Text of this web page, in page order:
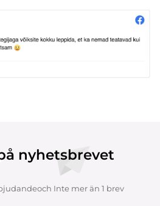
nyhetsbrevet
Inte mer än 1 brev